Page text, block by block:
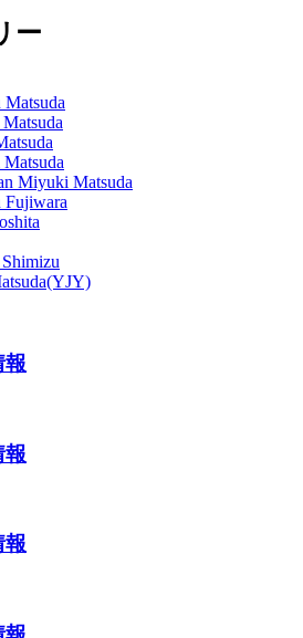
ー
Matsuda
Miyuki Matsuda
Fujiwara
報
報
報